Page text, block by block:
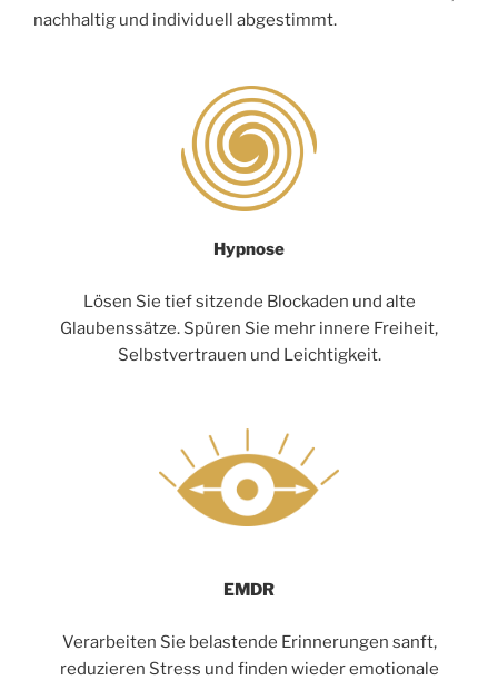
nachhaltig und individuell abgestimmt.
Hypnose
Lösen Sie tief sitzende Blockaden und alte
Glaubenssätze. Spüren Sie mehr innere Freiheit,
Selbstvertrauen und Leichtigkeit.
EMDR
Verarbeiten Sie belastende Erinnerungen sanft,
reduzieren Stress und finden wieder emotionale